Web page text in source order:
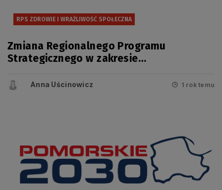
RPS ZDROWIE I WRAŻLIWOŚĆ SPOŁECZNA
Zmiana Regionalnego Programu
Strategicznego w zakresie
wrażliwości społecznej przyjęta
Anna Uścinowicz 1 rok temu